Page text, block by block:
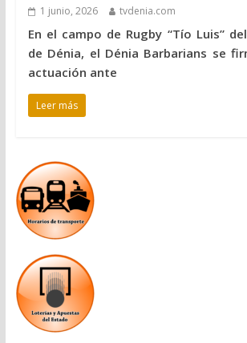
1 junio, 2026 tvdenia.com
En el campo de Rugby “Tío Luis”
de Dénia, el Dénia Barbarians se
actuación ante
Leer más